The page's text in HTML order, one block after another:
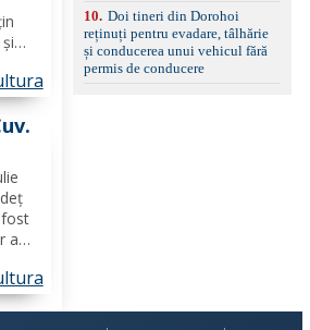
şi,
a
10. Doi tineri din Dorohoi
reținuți pentru evadare, tâlhărie
și conducerea unui vehicul fără
permis de conducere